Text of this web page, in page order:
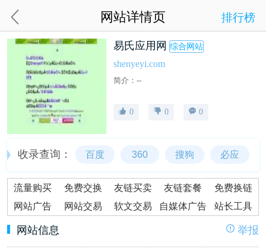
网站详情页 排行榜
易氏应用网 综合网站
shenyeyi.com
简介：--
0 0 0
收录查询： 百度 360 搜狗 必应
流量购买 免费交换 友链买卖 友链套餐
免费换链
网站广告
网站交易 软文交易 自媒体广告 站长工具
网站信息 举报